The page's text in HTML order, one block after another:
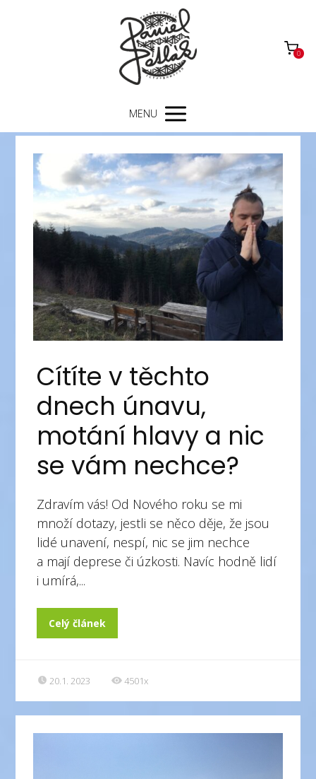
0
MENU
Cítíte v těchto
dnech únavu,
motání hlavy a nic
se vám nechce?
Zdravím vás! Od Nového roku se mi
množí dotazy, jestli se něco děje, že jsou
lidé unavení, nespí, nic se jim nechce
a mají deprese či úzkosti. Navíc hodně lidí
i umírá,...
Celý článek
20.1. 2023 4501x